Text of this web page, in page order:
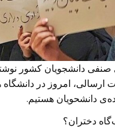
صنفی دانشجویان کشور
ارسالی، امروز در دانشگاه
دانشحویان هستیم.
دختران؟